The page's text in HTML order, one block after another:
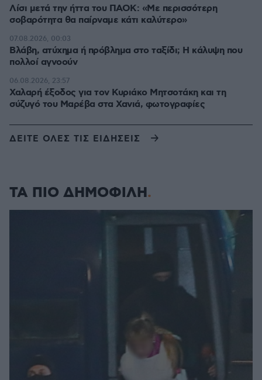
Λίσι μετά την ήττα του ΠΑΟΚ: «Με περισσότερη
σοβαρότητα θα παίρναμε κάτι καλύτερο»
Βλάβη, ατύχημα ή πρόβλημα στο ταξίδι; Η κάλυψη που
πολλοί αγνοούν
07.08.2026, 00:03
Χαλαρή έξοδος για τον Κυριάκο Μητσοτάκη και τη
σύζυγό του Μαρέβα στα Χανιά, φωτογραφίες
06.08.2026, 23:57
ΔΕΙΤΕ ΟΛΕΣ ΤΙΣ ΕΙΔΗΣΕΙΣ
ΤΑ ΠΙΟ ΔΗΜΟΦΙΛΗ